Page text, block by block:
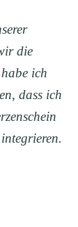
die
ich
dass ich